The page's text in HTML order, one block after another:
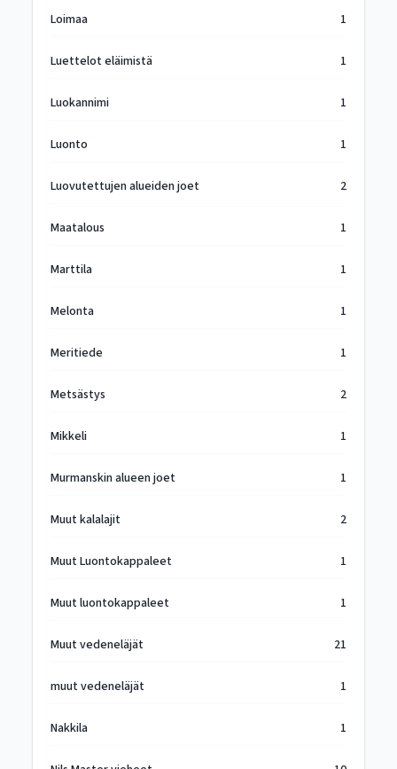
Loimaa 1
Luettelot eläimistä 1
Luokannimi 1
Luonto 1
Luovutettujen alueiden joet 2
Maatalous 1
Marttila 1
Melonta 1
Meritiede 1
Metsästys 2
Mikkeli 1
Murmanskin alueen joet 1
Muut kalalajit 2
Muut Luontokappaleet 1
Muut luontokappaleet 1
Muut vedeneläjät 21
muut vedeneläjät 1
Nakkila 1